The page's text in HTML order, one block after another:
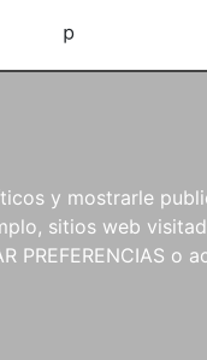
y mostrarle
sitios web
o
d